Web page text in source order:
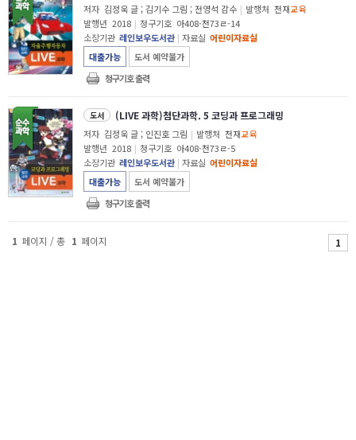
저자 김정욱 글 ; 김기수 그림 ; 전영석 감수 | 발행처 천재교육
발행년 2018 | 청구기호 아408-천73ㄹ-14
소장기관 레인보우도서관 | 자료실 어린이자료실
대출가능
도서 예약불가
청구기호 출력
도서 (LIVE 과학)첨단과학. 5 코딩과 프로그래밍
저자 김정욱 글 ; 인진호 그림 | 발행처 천재교육
발행년 2018 | 청구기호 아408-천73ㄹ-5
소장기관 레인보우도서관 | 자료실 어린이자료실
대출가능
도서 예약불가
청구기호 출력
1 페이지 / 총 1 페이지 1